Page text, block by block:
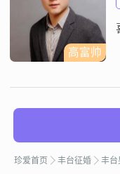
高富帅
珍爱首页 丰台征婚 丰台